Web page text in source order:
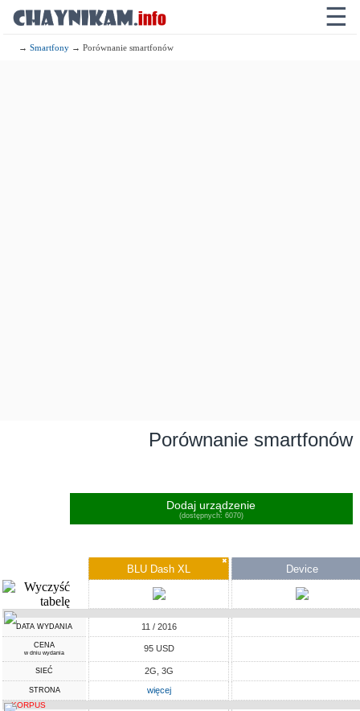
☰
→Smartfony → Porównanie smartfonów
Porównanie smartfonów
Dodaj urządzenie
(dostępnych: 6070)
✖
BLU Dash XL Device
DATA WYDANIA 11 / 2016
CENA
w dniu wydania 95 USD
SIEĆ 2G, 3G
STRONA więcej
KORPUS